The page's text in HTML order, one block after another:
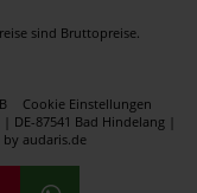
sind Bruttopreise.
Cookie Einstellungen
DE-87541 Bad Hindelang |
by audaris.de